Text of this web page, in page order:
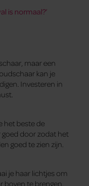
is normaal?’
maar een
kan je
Investeren in
het beste de
goed door zodat het
goed te zien zijn.
je haar lichtjes om
boven te brengen.